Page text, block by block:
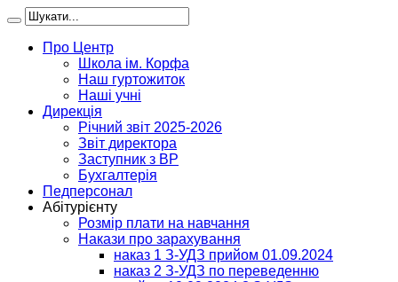
Про Центр
Школа ім. Корфа
Наш гуртожиток
Наші учні
Дирекція
Річний звіт 2025-2026
Звіт директора
Заступник з ВР
Бухгалтерія
Педперсонал
Абітурієнту
Розмір плати на навчання
Накази про зарахування
наказ 1 З-УДЗ прийом 01.09.2024
наказ 2 З-УДЗ по переведенню